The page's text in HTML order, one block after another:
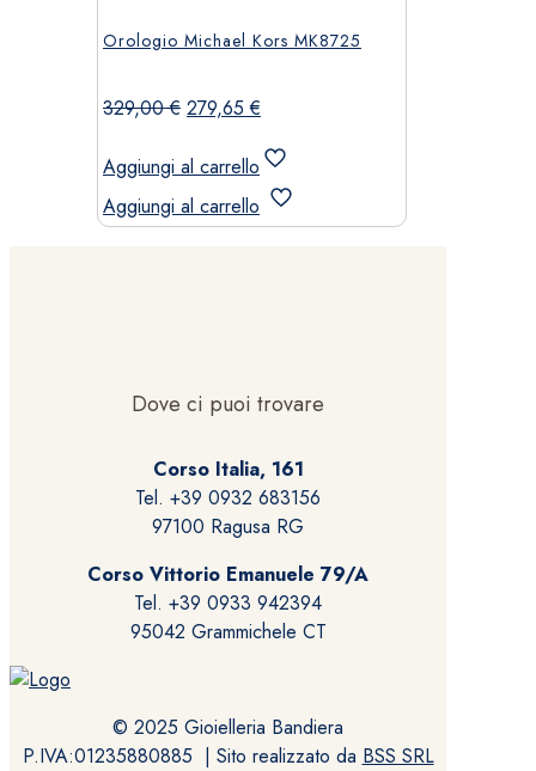
Orologio Michael Kors MK8725
329,00€ Il
originale
era:
329,00 €.
279,65€
attuale
è:
279,65 €.
Aggiungi al carrello
Aggiungi al carrello
Dove ci puoi trovare
Corso Italia, 161
Tel. +39 0932 683156
97100 Ragusa RG
Corso Vittorio Emanuele 79/A
Tel. +39 0933 942394
95042 Grammichele CT
© 2025 Gioielleria Bandiera
P.IVA:01235880885 | Sito realizzato da BSS SRL